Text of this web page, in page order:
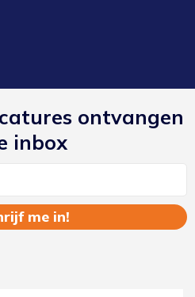
ontvangen
inbox